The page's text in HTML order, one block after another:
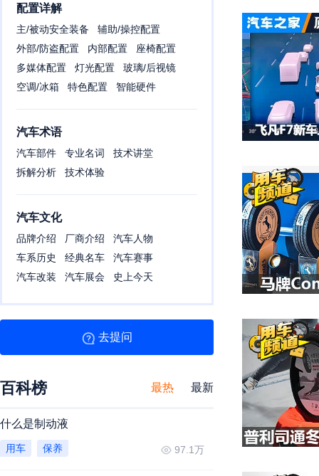
配置详解
主/被动安全装备
辅助/操控配置
外部/防盗配置
内部配置
座椅配置
多媒体配置
灯光配置
玻璃/后视镜
空调/冰箱
特色配置 智能硬件
汽车术语
汽车部件 专业名词
技术讲堂
拆解分析
技术体验
汽车文化
品牌介绍 厂商介绍
汽车人物
车系历史
经典名车
汽车赛事
汽车改装
汽车展会 史上今天
去提问
百科榜 最热 最新
什么是制动液
用车 保养 97.1万